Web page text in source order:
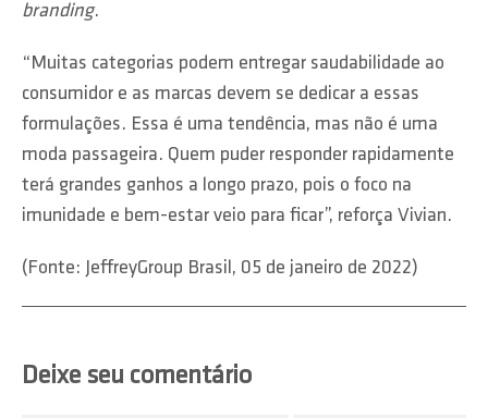
branding.
“Muitas categorias podem entregar saudabilidade ao
consumidor e as marcas devem se dedicar a essas
formulações. Essa é uma tendência, mas não é uma
moda passageira. Quem puder responder rapidamente
terá grandes ganhos a longo prazo, pois o foco na
imunidade e bem-estar veio para ficar”, reforça Vivian.
(Fonte: JeffreyGroup Brasil, 05 de janeiro de 2022)
Deixe seu comentário